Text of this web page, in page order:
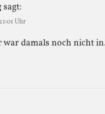
sagt:
Uhr
war damals noch nicht